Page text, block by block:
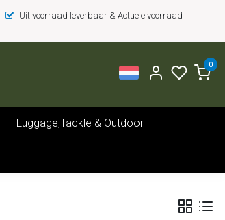
Uit voorraad leverbaar & Actuele voorraad
0
Luggage,Tackle & Outdoor